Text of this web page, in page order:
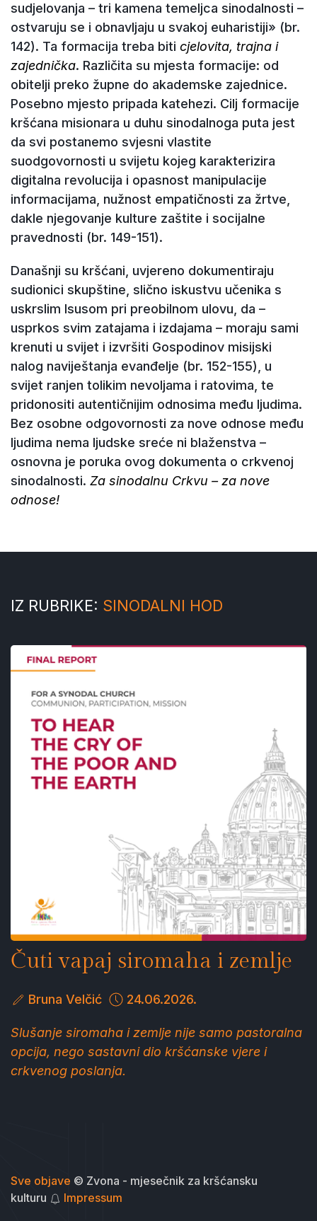
sudjelovanja – tri kamena temeljca sinodalnosti –
ostvaruju se i obnavljaju u svakoj euharistiji» (br.
142). Ta formacija treba biti cjelovita, trajna i
zajednička. Različita su mjesta formacije: od
obitelji preko župne do akademske zajednice.
Posebno mjesto pripada katehezi. Cilj formacije
kršćana misionara u duhu sinodalnoga puta jest
da svi postanemo svjesni vlastite
suodgovornosti u svijetu kojeg karakterizira
digitalna revolucija i opasnost manipulacije
informacijama, nužnost empatičnosti za žrtve,
dakle njegovanje kulture zaštite i socijalne
pravednosti (br. 149-151).
Današnji su kršćani, uvjereno dokumentiraju
sudionici skupštine, slično iskustvu učenika s
uskrslim Isusom pri preobilnom ulovu, da –
usprkos svim zatajama i izdajama – moraju sami
krenuti u svijet i izvršiti Gospodinov misijski
nalog naviještanja evanđelje (br. 152-155), u
svijet ranjen tolikim nevoljama i ratovima, te
pridonositi autentičnijim odnosima među ljudima.
Bez osobne odgovornosti za nove odnose među
ljudima nema ljudske sreće ni blaženstva –
osnovna je poruka ovog dokumenta o crkvenoj
sinodalnosti. Za sinodalnu Crkvu – za nove
odnose!
IZ RUBRIKE: SINODALNI HOD
Čuti vapaj siromaha i zemlje
Bruna Velčić 24.06.2026.
Slušanje siromaha i zemlje nije samo pastoralna
opcija, nego sastavni dio kršćanske vjere i
crkvenog poslanja.
Sve objave © Zvona - mjesečnik za kršćansku
kulturu
Impressum